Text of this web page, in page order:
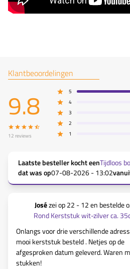
Klantbeoordelingen
9.8
12 reviews
5
4
3
2
1
Laatste besteller kocht eenTijdloos
dat was op07-08-2026 - 13:02
Josézei op22 - 12en bestelde
Rond Kerststuk wit-zilver ca.
Onlangs voor drie verschillende
mooi kerststuk besteld . Netjes op de
afgesproken datum geleverd. Waren
stukken!